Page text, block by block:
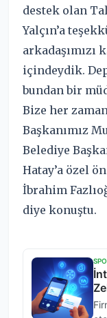
destek olan
Yalçın’a
arkadaşımızı
içindeydik.
bundan bir
Bize her
Başkanımız
Belediye
Hatay’a özel
İbrahim
diye konuştu.